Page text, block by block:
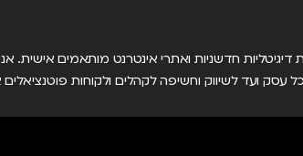
דיגיטליות חדשניות ואתרי אינטרנט מותאמים אישית.
עסק ועד לשיווק וחשיפה לקהלים ולקוחות